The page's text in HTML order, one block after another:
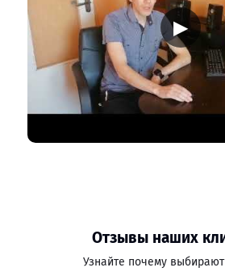
▶
Отзывы наших
Узнайте почему выбирают